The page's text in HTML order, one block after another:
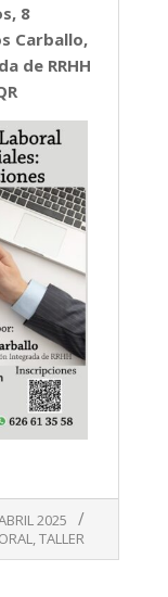
8
Carballo,
de RRHH
2025
,TALLER